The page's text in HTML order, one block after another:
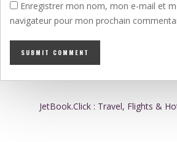
Enregistrer mon nom, mon e-mail et
navigateur pour mon prochain
JetBook.Click : Travel, Flights &